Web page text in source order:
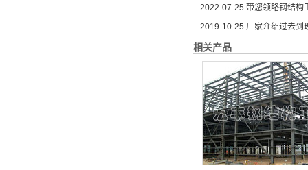
2022-07-25 带您领略钢结构
2019-10-25 厂家介绍过去到
相关产品